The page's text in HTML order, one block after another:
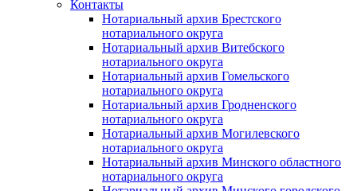
Контакты
Нотариальный архив Брестского
нотариального округа
Нотариальный архив Витебского
нотариального округа
Нотариальный архив Гомельского
нотариального округа
Нотариальный архив Гродненского
нотариального округа
Нотариальный архив Могилевского
нотариального округа
Нотариальный архив Минского областного
нотариального округа